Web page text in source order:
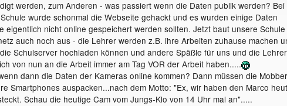
werden, zum Anderen - was passiert wenn die Daten publik werden? Bei
wurde schonmal die Webseite gehackt und es wurden einige Daten
eigentlich nicht online gespeichert werden sollten. Jetzt baut unsere Schule
auch noch aus - die Lehrer werden z.B. ihre Arbeiten zuhause machen
Schulserver hochladen können und andere Späßle für uns und die
von nun an die Arbeit immer am Tag VOR der Arbeit haben.....
dann die Daten der Kameras online kommen? Dann müssen die Mobber
Smartphones auspacken...nach dem Motto: "Ex, wir haben den Marco heut
Schau die heutige Cam vom Jungs-Klo von 14 Uhr mal an".....